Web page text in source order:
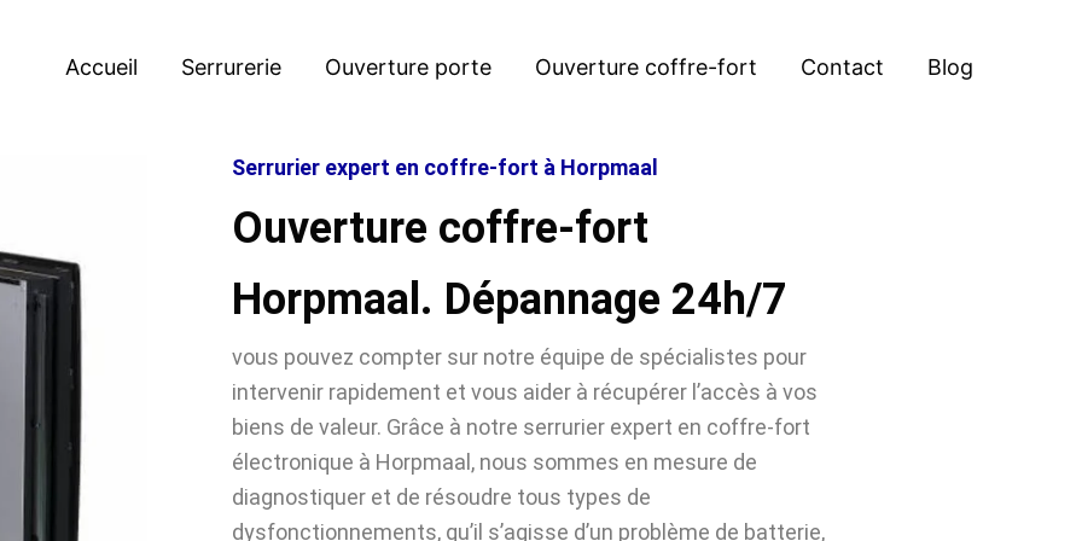
Accueil Serrurerie Ouverture porte Ouverture coffre-fort Contact Blog
Serrurier expert en coffre-fort à Horpmaal
Ouverture coffre-fort
Horpmaal. Dépannage 24h/7
vous pouvez compter sur notre équipe de spécialistes pour
intervenir rapidement et vous aider à récupérer l’accès à vos
biens de valeur. Grâce à notre serrurier expert en coffre-fort
électronique à Horpmaal, nous sommes en mesure de
diagnostiquer et de résoudre tous types de
dysfonctionnements, qu’il s’agisse d’un problème de batterie,